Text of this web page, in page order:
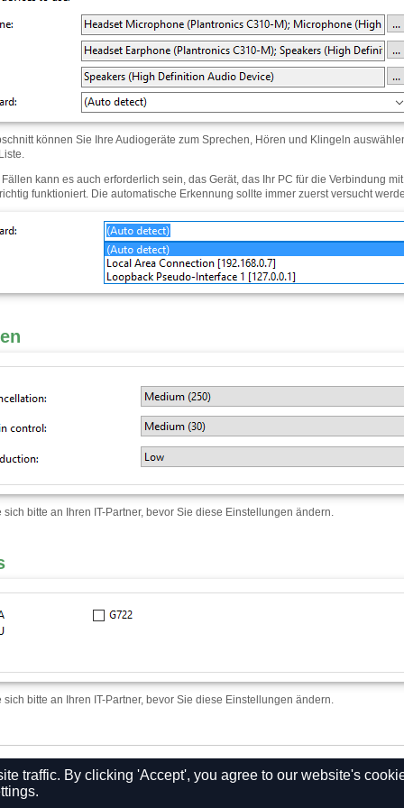
können Sie Ihre Audiogeräte zum Sprechen, Hören und Klingeln
kann es auch erforderlich sein, das Gerät, das Ihr PC für die Verbindung
funktioniert. Die automatische Erkennung sollte immer zuerst versucht
sich bitte an Ihren IT-Partner, bevor Sie diese Einstellungen ändern.
sich bitte an Ihren IT-Partner, bevor Sie diese Einstellungen ändern.
traffic. By clicking 'Accept', you agree to our website's